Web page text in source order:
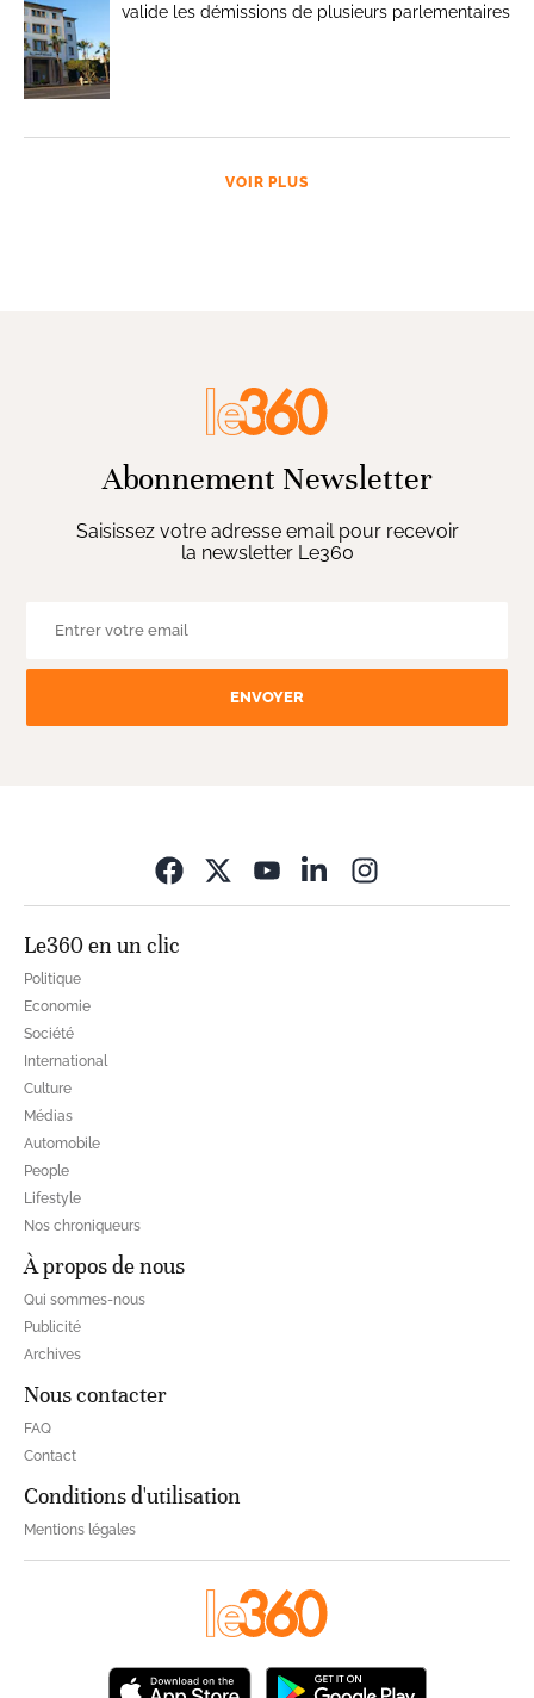
valide les démissions de plusieurs parlementaires
VOIR PLUS
Abonnement Newsletter
Saisissez votre adresse email pour recevoir
la newsletter Le360
ENVOYER
Le360 en un clic
Politique
Economie
Société
International
Culture
Médias
Automobile
People
Lifestyle
Nos chroniqueurs
À propos de nous
Qui sommes-nous
Publicité
Archives
Nous contacter
FAQ
Contact
Conditions d'utilisation
Mentions légales